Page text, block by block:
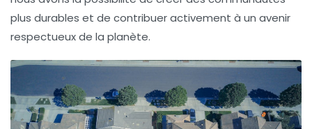
plus durables et de contribuer activement à un avenir
respectueux de la planète.